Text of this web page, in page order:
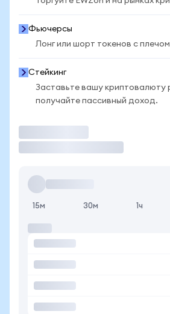
Фьючерсы
Лонг или шорт токенов с
Стейкинг
Заставьте вашу криптовалюту
получайте пассивный доход.
15м 30м 1ч